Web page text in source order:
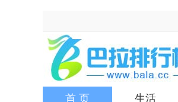
首 页 生活